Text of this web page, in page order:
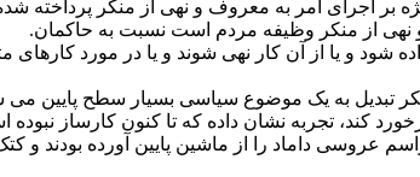
اجرای امر به معروف و نهی از منکر پرداخته
نهی از منکر وظیفه مردم است نسبت به حاکمان.
و یا از آن کار نهی شوند و یا در مورد کارهای
تبدیل به یک موضوع سیاسی بسیار سطح پایین می
کند، تجربه نشان داده که تا کنون کارساز نبوده
داماد را از ماشین پایین آورده بودند و